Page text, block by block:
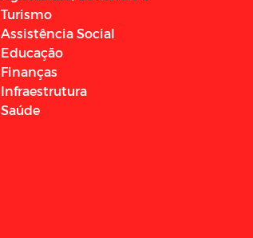
Turismo
Assistência Social
Educação
Finanças
Infraestrutura
Saúde